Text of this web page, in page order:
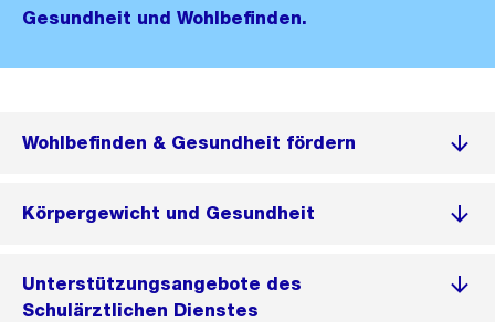
Gesundheit und Wohlbefinden.
Wohlbefinden & Gesundheit fördern
Körpergewicht und Gesundheit
Unterstützungsangebote des
Schulärztlichen Dienstes